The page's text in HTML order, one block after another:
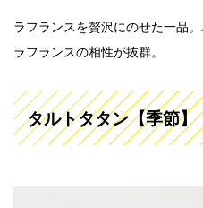
ラフランスを贅沢にのせた一品
ラフランスの相性が抜群。
タルトタタン【季節】